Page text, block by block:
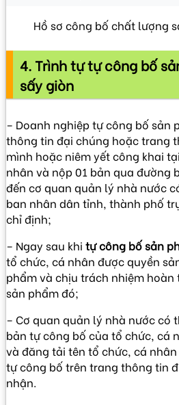
Hồ sơ công bố chất lượng
4. Trình tự tự công bố
sấy giòn
– Doanh nghiệp tự công bố sản
thông tin đại chúng hoặc trang
mình hoặc niêm yết công khai
nhân và nộp 01 bản qua đường
đến cơ quan quản lý nhà nước
ban nhân dân tỉnh, thành phố
chỉ định;
– Ngay sau khi tự công bố sản
tổ chức, cá nhân được quyền
phẩm và chịu trách nhiệm hoàn
sản phẩm đó;
– Cơ quan quản lý nhà nước có
bản tự công bố của tổ chức, cá
và đăng tải tên tổ chức, cá
tự công bố trên trang thông tin
nhận.